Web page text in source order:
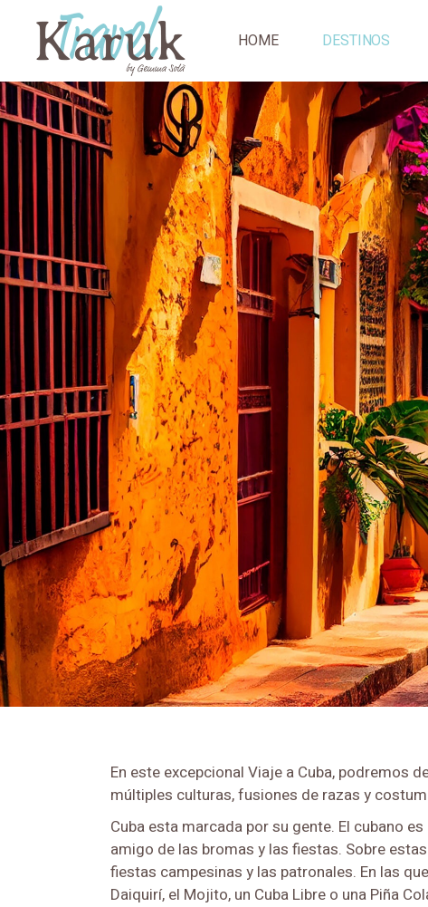
HOME DESTINOS
En este excepcional Viaje a Cuba, podremos
múltiples culturas, fusiones de razas y
Cuba esta marcada por su gente. El cubano
amigo de las bromas y las fiestas. Sobre
fiestas campesinas y las patronales. En las
Daiquirí, el Mojito, un Cuba Libre o una Piña